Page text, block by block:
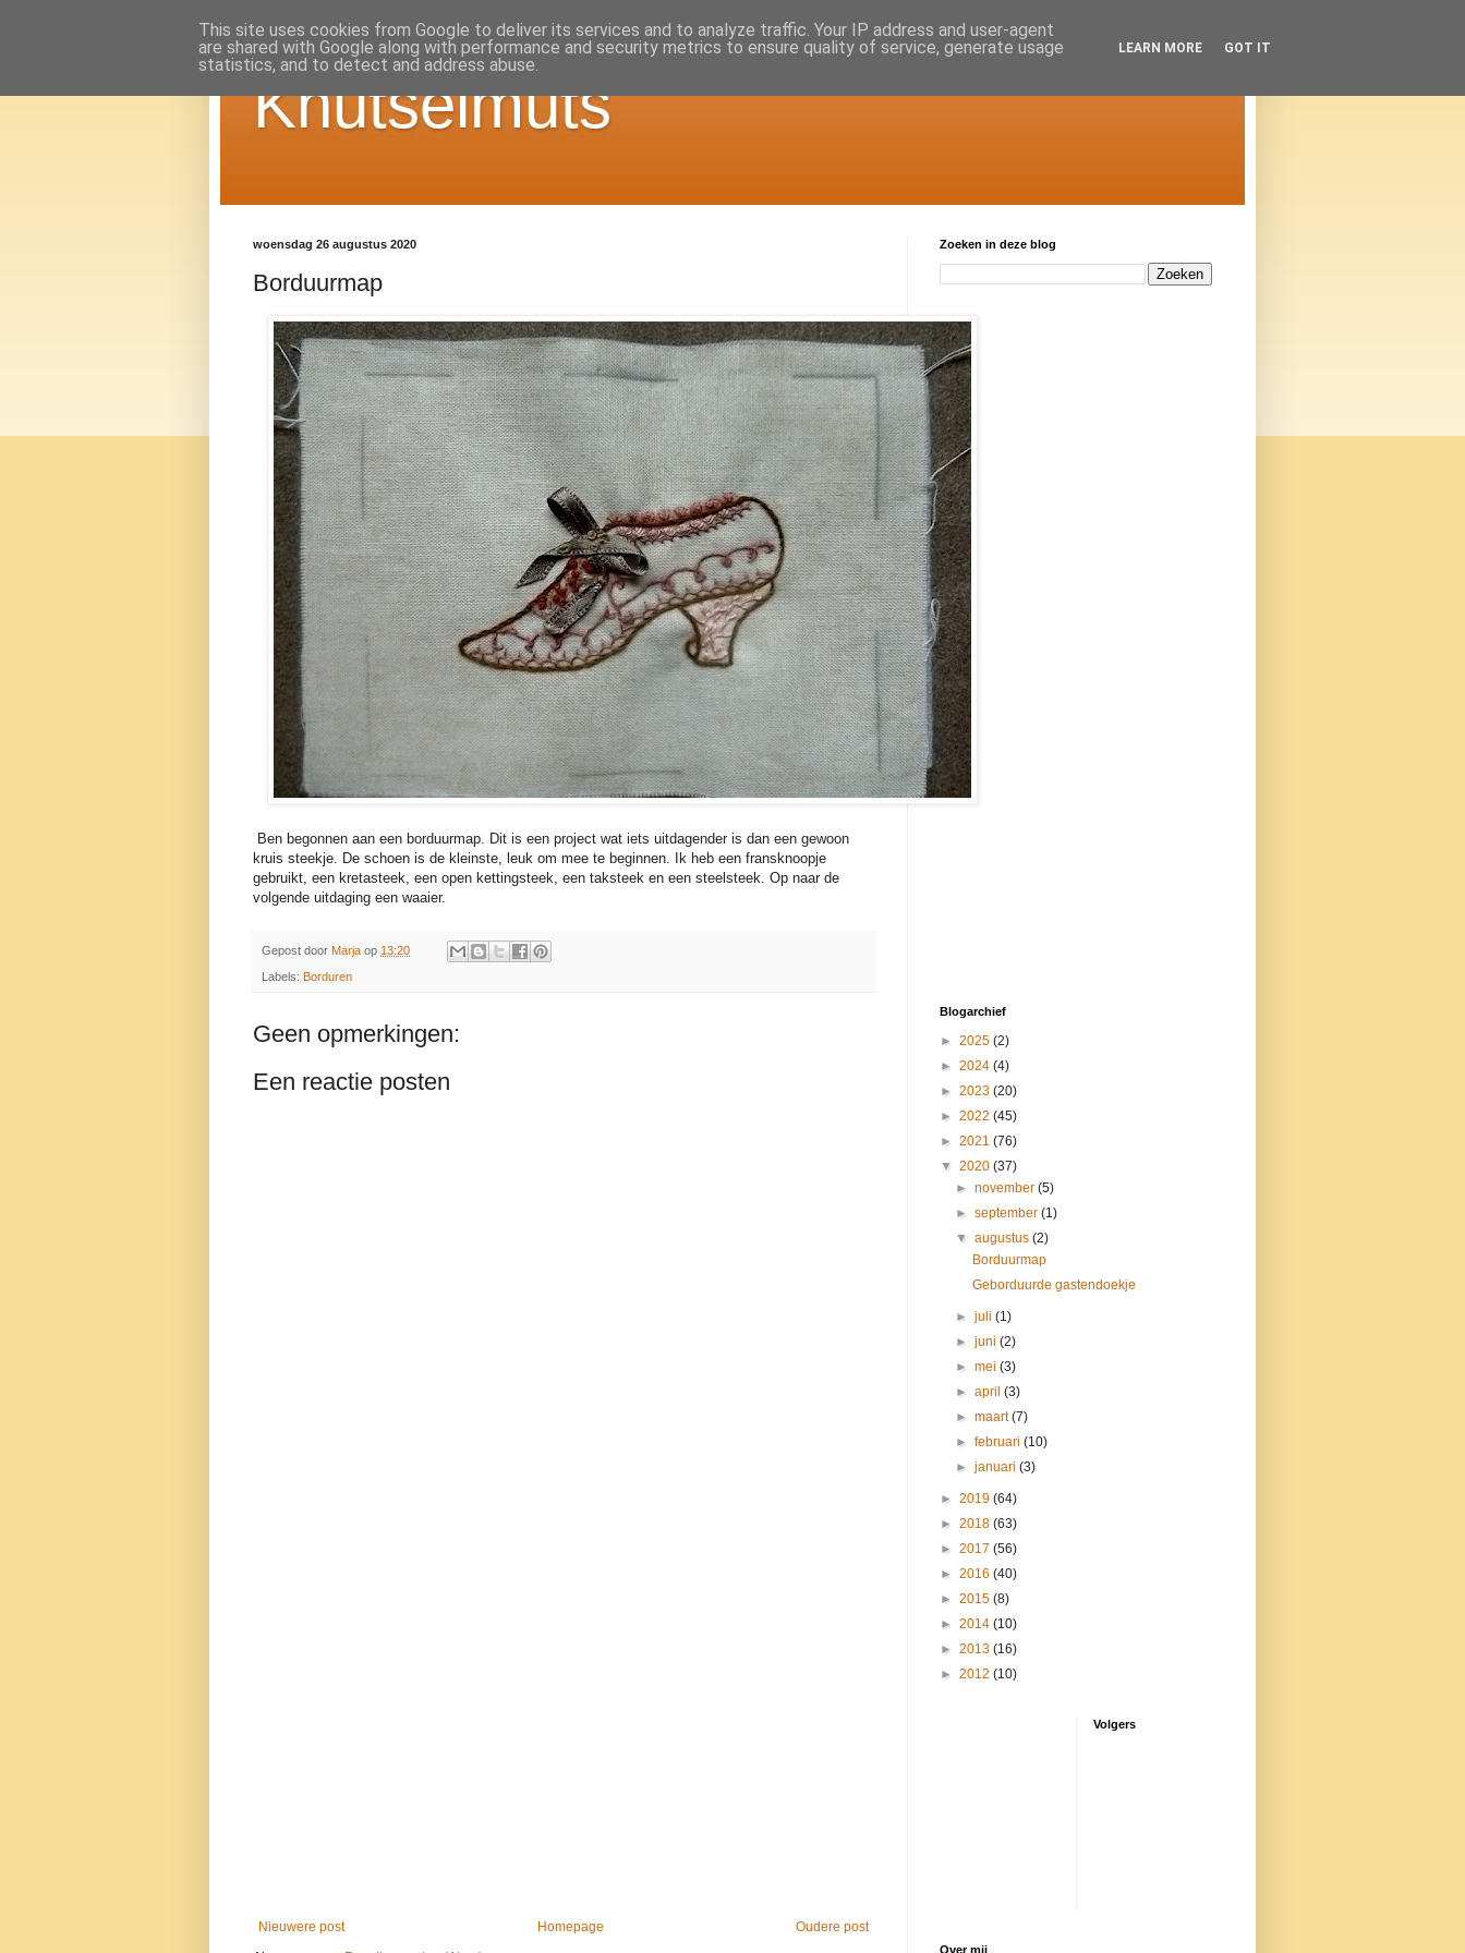
Knutselmuts
woensdag 26 augustus 2020
Borduurmap
Ben begonnen aan een borduurmap. Dit is een project wat iets uitdagender is dan een gewoon
kruis steekje. De schoen is de kleinste, leuk om mee te beginnen. Ik heb een fransknoopje
gebruikt, een kretasteek, een open kettingsteek, een taksteek en een steelsteek. Op naar de
volgende uitdaging een waaier.
Gepost door Marja op 13:20
Labels: Borduren
Geen opmerkingen:
Een reactie posten
Nieuwere post Oudere post
Homepage
Zoeken in deze blog
Blogarchief
► 2025 (2)
► 2024 (4)
► 2023 (20)
► 2022 (45)
► 2021 (76)
▼ 2020 (37)
►november(5)
►september(1)
▼augustus(2)
Borduurmap
Geborduurde gastendoekje
►juli(1)
►juni(2)
►mei(3)
►april(3)
►maart(7)
►februari(10)
►januari(3)
► 2019 (64)
► 2018 (63)
► 2017 (56)
► 2016 (40)
► 2015 (8)
► 2014 (10)
► 2013 (16)
► 2012 (10)
Volgers
Over mij
This site uses cookies from Google to deliver its services and to analyze traffic. Your IP address and user-agent
are shared with Google along with performance and security metrics to ensure quality of service, generate usage
statistics, and to detect and address abuse.
LEARN MORE GOT IT